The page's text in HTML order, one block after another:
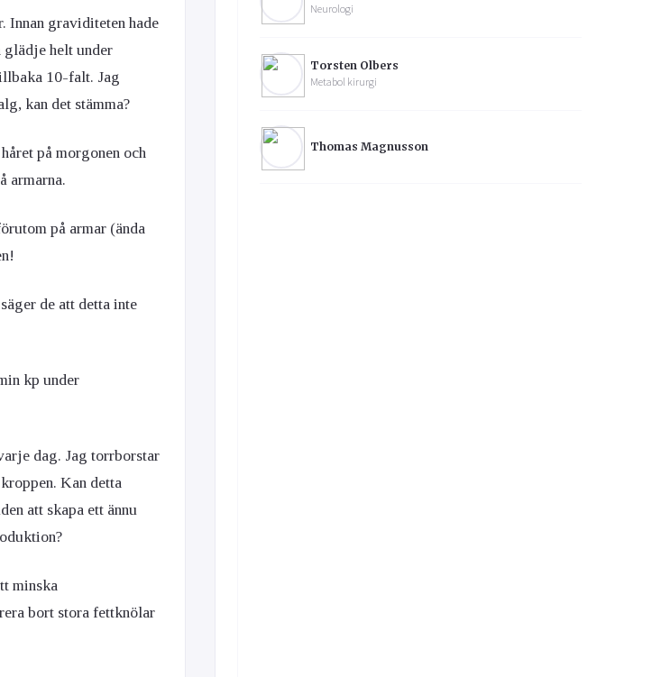
Innan graviditeten hade
glädje helt under
10-falt. Jag
kan det stämma?
på morgonen och
armarna.
på armar (ända
de att detta inte
kp under
dag. Jag torrborstar
Kan detta
att skapa ett ännu
minska
bort stora fettknölar
Neurologi
Torsten Olbers
Metabol kirurgi
Thomas Magnusson